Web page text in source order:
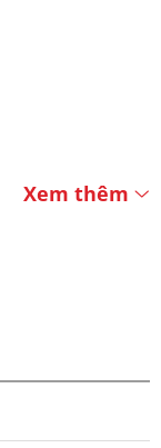
Xem thêm